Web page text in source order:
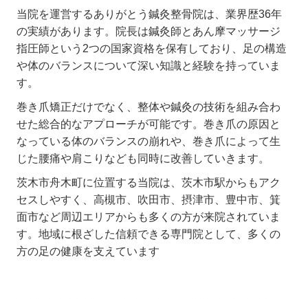
当院を運営するありがとう鍼灸整骨院は、業界歴36年
の実績があります。院長は鍼灸師とあん摩マッサージ
指圧師という 2つの国家資格を保有しており、足の構造
や体のバランスについて深い知識と経験を持っていま
す。
巻き爪矯正だけでなく、整体や鍼灸の技術を組み合わ
せた総合的なアプローチが可能です。巻き爪の原因と
なっている体のバランスの崩れや、巻き爪によって生
じた腰痛や肩こりなども同時に改善していきます。
茨木市舟木町に位置する当院は、茨木市駅からもアク
セスしやすく、高槻市、吹田市、摂津市、豊中市、箕
面市など周辺エリアからも多くの方が来院されていま
す。地域に根ざした信頼できる専門院として、多くの
方の足の健康を支えています